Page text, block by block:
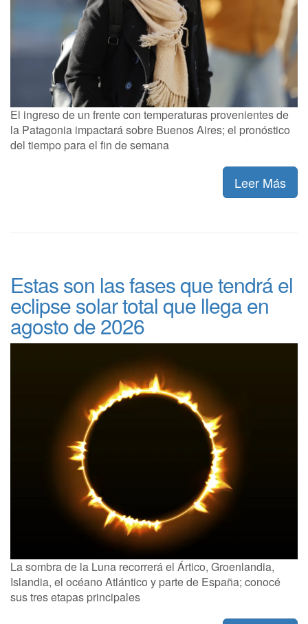
El ingreso de un frente con temperaturas provenientes de
la Patagonia impactará sobre Buenos Aires; el pronóstico
del tiempo para el fin de semana
Leer Más
Estas son las fases que tendrá el
eclipse solar total que llega en
agosto de 2026
La sombra de la Luna recorrerá el Ártico, Groenlandia,
Islandia, el océano Atlántico y parte de España; conocé
sus tres etapas principales